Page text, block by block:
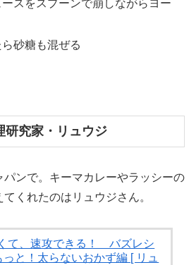
スをスプーンで崩しながらヨー
砂糖も混ぜる
研究家・リュウジ
パンで。キーマカレーやラッシーの
くれたのはリュウジさん。
て、速攻できる！ バズレシ
と！太らないおかず編 [ リュ